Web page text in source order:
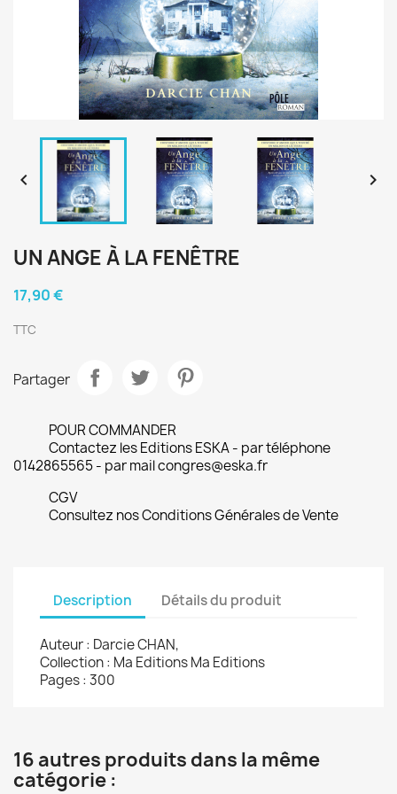
 
UN ANGE À LA FENÊTRE
17,90 €
TTC
Partager
POUR COMMANDER
Contactez les Editions ESKA - par téléphone
0142865565 - par mail congres@eska.fr
CGV
Consultez nos Conditions Générales de Vente
Description Détails du produit
Auteur : Darcie CHAN,
Collection : Ma Editions Ma Editions
Pages : 300
16 autres produits dans la même
catégorie :